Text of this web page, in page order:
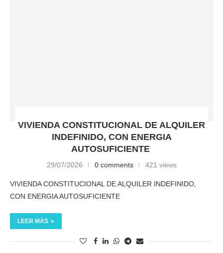
VIVIENDA CONSTITUCIONAL DE ALQUILER
INDEFINIDO, CON ENERGIA
AUTOSUFICIENTE
29/07/2026 0 comments 421 views
VIVIENDA CONSTITUCIONAL DE ALQUILER INDEFINIDO,
CON ENERGIA AUTOSUFICIENTE
LEER MÁS